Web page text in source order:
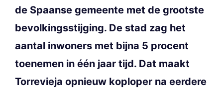
de Spaanse gemeente met de grootste
bevolkingsstijging. De stad zag het
aantal inwoners met bijna 5 procent
toenemen in één jaar tijd. Dat maakt
Torrevieja opnieuw koploper na eerdere